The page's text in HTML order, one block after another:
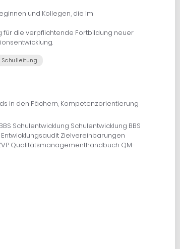
und Kollegen, die im
die verpflichtende Fortbildung neuer
Schulleitung
in den Fächern, Kompetenzorientierung
Schulentwicklung Schulentwicklung BBS
Zielvereinbarungen
Qualitätsmanagementhandbuch QM-